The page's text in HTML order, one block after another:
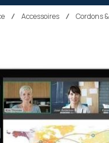
Accessoires Cordons